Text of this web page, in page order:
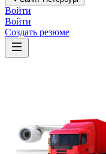
Войти
Войти
Создать резюме